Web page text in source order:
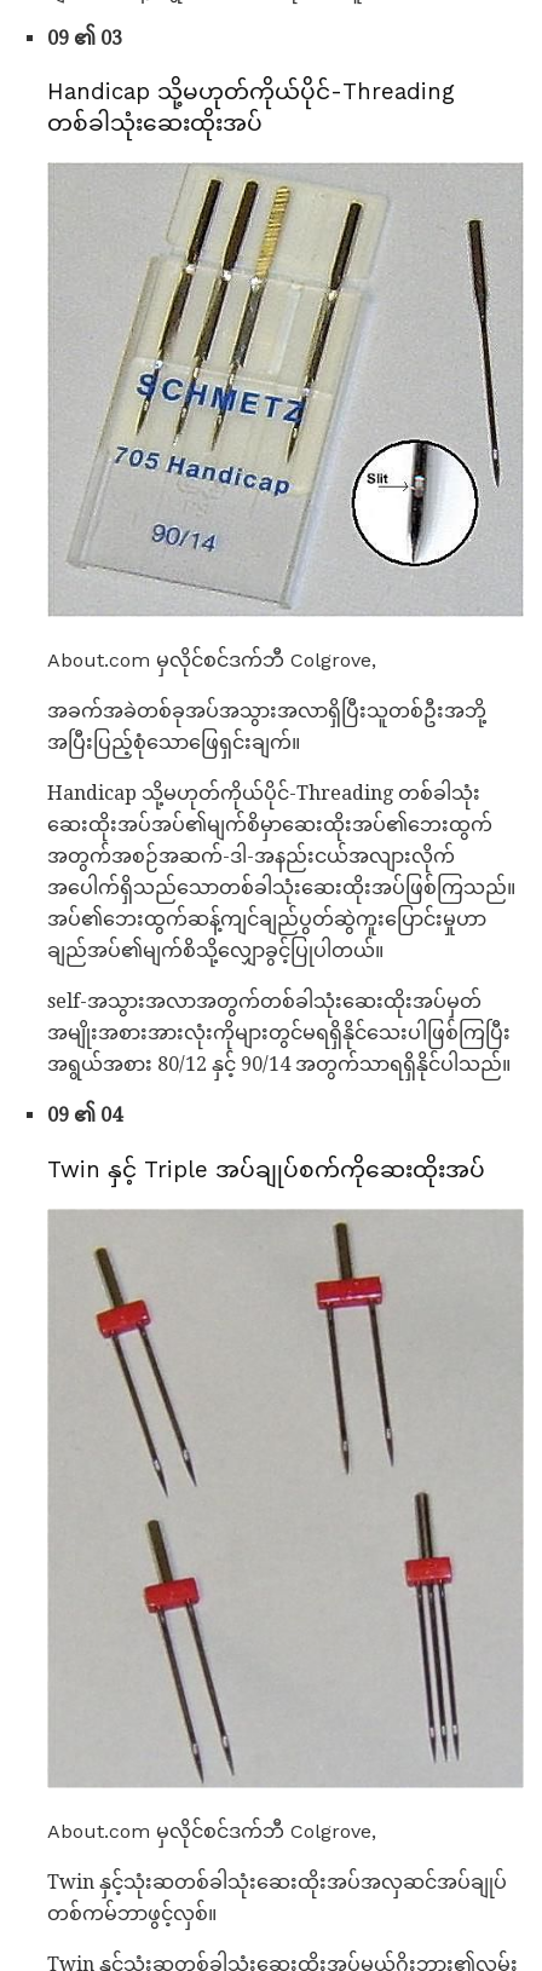
09 ၏ 03
Handicap သို့မဟုတ်ကိုယ်ပိုင်-Threading
တစ်ခါသုံးဆေးထိုးအပ်
About.com မှလိုင်စင်ဒက်ဘီ Colgrove,
အခက်အခဲတစ်ခုအပ်အသွားအလာရှိပြီးသူတစ်ဦးအဘို့
အပြီးပြည့်စုံသောဖြေရှင်းချက်။
Handicap သို့မဟုတ်ကိုယ်ပိုင်-Threading တစ်ခါသုံး
ဆေးထိုးအပ်အပ်၏မျက်စိမှာဆေးထိုးအပ်၏ဘေးထွက်
အတွက်အစဉ်အဆက်-ဒါ-အနည်းငယ်အလျားလိုက်
အပေါက်ရှိသည်သောတစ်ခါသုံးဆေးထိုးအပ်ဖြစ်ကြသည်။
အပ်၏ဘေးထွက်ဆန့်ကျင်ချည်ပွတ်ဆွဲကူးပြောင်းမှုဟာ
ချည်အပ်၏မျက်စိသို့လျှောခွင့်ပြုပါတယ်။
self-အသွားအလာအတွက်တစ်ခါသုံးဆေးထိုးအပ်မှတ်
အမျိုးအစားအားလုံးကိုများတွင်မရရှိနိုင်သေးပါဖြစ်ကြပြီး
အရွယ်အစား 80/12 နှင့် 90/14 အတွက်သာရရှိနိုင်ပါသည်။
09 ၏ 04
Twin နှင့် Triple အပ်ချုပ်စက်ကိုဆေးထိုးအပ်
About.com မှလိုင်စင်ဒက်ဘီ Colgrove,
Twin နှင့်သုံးဆတစ်ခါသုံးဆေးထိုးအပ်အလှဆင်အပ်ချုပ်
တစ်ကမ်ဘာဖွင့်လှစ်။
Twin နှင့်သုံးဆတစ်ခါသုံးဆေးထိုးအပ်မယ့်ဂိုးဘား၏လမ်း